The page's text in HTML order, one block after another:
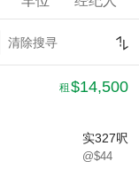
清除搜寻
租 $14,500
实327呎
@$44